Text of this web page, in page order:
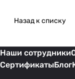
Назад к списку
Наши сотрудники
СертификатыБлог